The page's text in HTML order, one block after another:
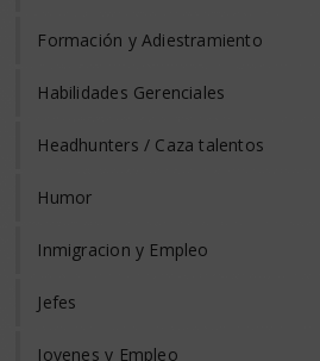
Formación y Adiestramiento
Habilidades Gerenciales
Headhunters / Caza talentos
Humor
Inmigracion y Empleo
Jefes
Jovenes y Empleo